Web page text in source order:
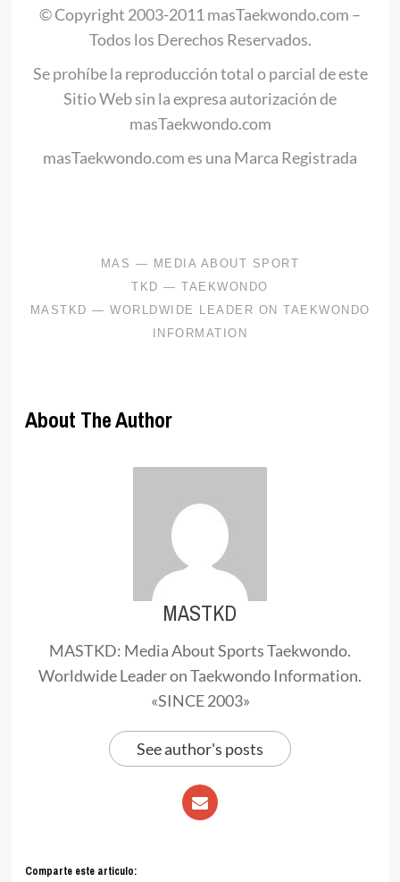
© Copyright 2003-2011 masTaekwondo.com –
Todos los Derechos Reservados.
Se prohíbe la reproducción total o parcial de este
Sitio Web sin la expresa autorización de
masTaekwondo.com
masTaekwondo.com es una Marca Registrada
About The Author
MASTKD
MASTKD: Media About Sports Taekwondo.
Worldwide Leader on Taekwondo Information.
«SINCE 2003»
See author's posts
Comparte este articulo: